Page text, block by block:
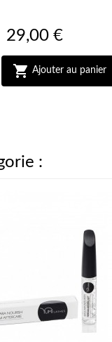
Prix
29,00 €
 Ajouter au panier
: